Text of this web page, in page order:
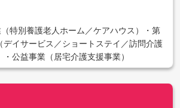
特別養護老人ホーム／ケアハウス）・第
デイサービス／ショートステイ／訪問介護
公益事業（居宅介護支援事業）